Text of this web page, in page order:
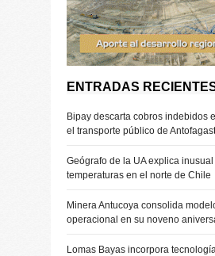
ENTRADAS
Bipay descarta cobros indebidos
el transporte público de
Geógrafo de la UA explica
temperaturas en el norte de Chile
Minera Antucoya consolida
operacional en su noveno
Lomas Bayas incorpora